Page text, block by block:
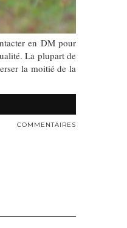
en DM pour
La plupart de
la moitié de la
COMMENTAIRES